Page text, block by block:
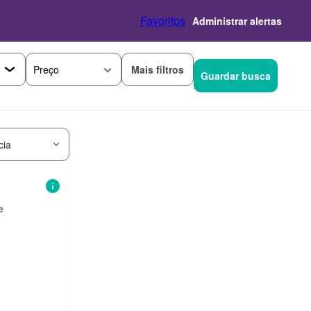
Favoritos Administrar alertas
Preço Mais filtros Guardar busca